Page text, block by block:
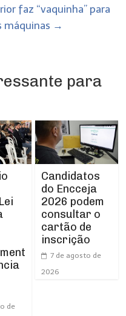
faz “vaquinha” para
máquinas →
para
de
Candidatos
do Encceja
2026 podem
consultar o
cartão de
inscrição
7 de agosto de
2026